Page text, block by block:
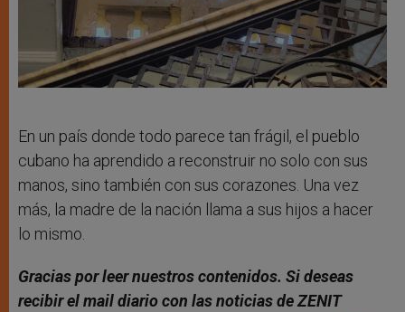
En un país donde todo parece tan frágil, el pueblo
cubano ha aprendido a reconstruir no solo con sus
manos, sino también con sus corazones. Una vez
más, la madre de la nación llama a sus hijos a hacer
lo mismo.
Gracias por leer nuestros contenidos. Si deseas
recibir el mail diario con las noticias de ZENIT